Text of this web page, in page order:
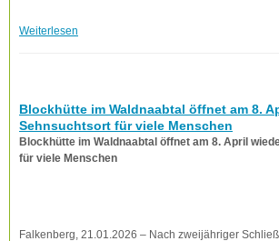
Weiterlesen
Blockhütte im Waldnaabtal öffnet am 8.
Sehnsuchtsort für viele Menschen
Blockhütte im Waldnaabtal öffnet am 8. April
für viele Menschen
Falkenberg, 21.01.2026 – Nach zweijähriger